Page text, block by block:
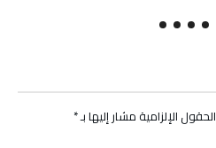
الحقول الإلزامية مشار إليها بـ*